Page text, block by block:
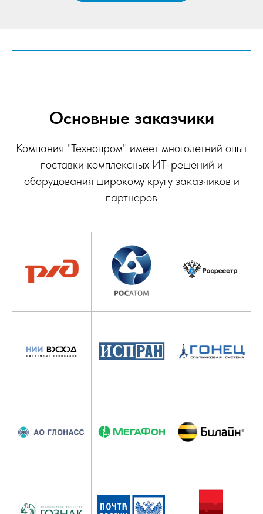
Основные заказчики
Компания "Технопром" имеет многолетний опыт
поставки комплексных ИТ-решений и
оборудования широкому кругу заказчиков и
партнеров